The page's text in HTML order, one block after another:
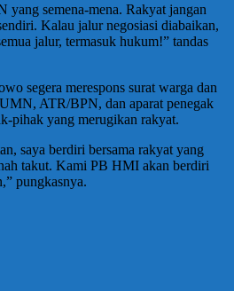
semena-mena. Rakyat jangan
Kalau jalur negosiasi diabaikan,
jalur, termasuk hukum!” tandas
segera merespons surat warga dan
ATR/BPN, dan aparat penegak
pihak yang merugikan rakyat.
saya berdiri bersama rakyat yang
takut. Kami PB HMI akan berdiri
pungkasnya.